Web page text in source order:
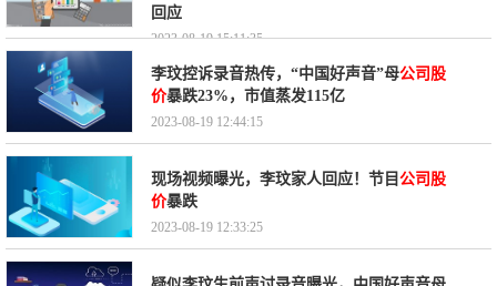
回应
2023-08-19 15:11:35
李玟控诉录音热传，“中国好声音”母公司股
价暴跌23%，市值蒸发115亿
2023-08-19 12:44:15
现场视频曝光，李玟家人回应！节目 公司股
价暴跌
2023-08-19 12:33:25